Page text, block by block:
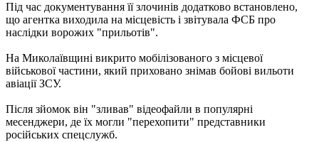
Під час документування її злочинів додатково встановлено,
що агентка виходила на місцевість і звітувала ФСБ про
наслідки ворожих "прильотів".
На Миколаївщині викрито мобілізованого з місцевої
військової частини, який приховано знімав бойові вильоти
авіації ЗСУ.
Після зйомок він "зливав" відеофайли в популярні
месенджери, де їх могли "перехопити" представники
російських спецслужб.